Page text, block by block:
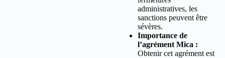
administratives, les
sanctions peuvent être
sévères.
Importance de
l’agrément Mica :
Obtenir cet agrément est